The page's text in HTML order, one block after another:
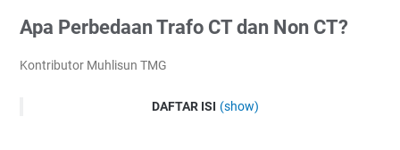
Apa Perbedaan Trafo CT dan Non CT?
Kontributor Muhlisun TMG
DAFTAR ISI (show)